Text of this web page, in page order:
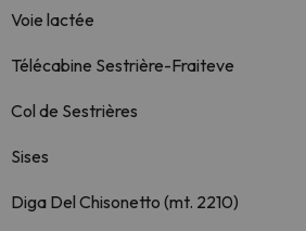
Voie lactée
Télécabine Sestrière-Fraiteve
Col de Sestrières
Sises
Diga Del Chisonetto (mt. 2210)